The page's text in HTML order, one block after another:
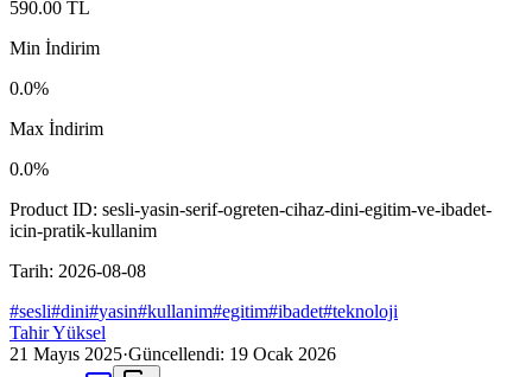
590.00 TL
Min İndirim
0.0%
Max İndirim
0.0%
Product ID: sesli-yasin-serif-ogreten-cihaz-dini-egitim-ve-ibadet-
icin-pratik-kullanim
Tarih: 2026-08-08
#sesli#dini#yasin#kullanim#egitim#ibadet#teknoloji
Tahir Yüksel
21 Mayıs 2025·Güncellendi: 19 Ocak 2026